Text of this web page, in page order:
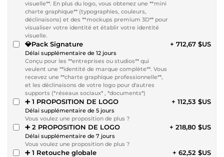
visuelle**. En plus du logo, vous obtenez une **mini
charte graphique** (typographies, couleurs,
déclinaisons) et des **mockups premium 3D** pour
visualiser votre identité et établir votre identité
visuelle.
💎Pack Signature
Délai supplémentaire de 12 jours
Conçu pour les **entreprises ou studios** qui
veulent une **identité de marque complète**. Vous
recevez une **charte graphique professionnelle**,
et les déclinaisons de votre logo pour d'autres
supports (*réseaux sociaux* , *documents*)
+ 712,67 $US
➕ 1 PROPOSITION DE LOGO
Délai supplémentaire de 5 jours
Vous voulez une proposition de plus ?
+ 112,53 $US
➕ 2 PROPOSITION DE LOGO
Délai supplémentaire de 7 jours
Vous voulez une proposition de plus ?
+ 218,80 $US
➕ 1 Retouche globale + 62,52 $US